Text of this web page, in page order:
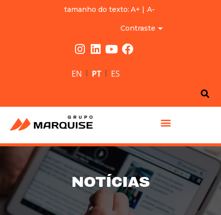
tamanho do texto: A+ | A-
Contraste
EN | PT | ES
NOTÍCIAS